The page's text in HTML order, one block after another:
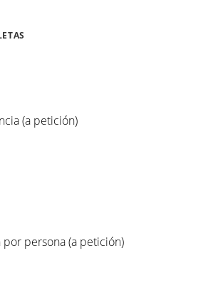
(a petición)
por persona (a petición)